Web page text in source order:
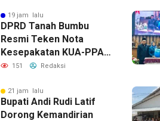
19 jam lalu
DPRD Tanah Bumbu
Resmi Teken Nota
Kesepakatan KUA-PPAS
Perubahan APBD 2026
151 Redaksi
21 jam lalu
Bupati Andi Rudi Latif
Dorong Kemandirian